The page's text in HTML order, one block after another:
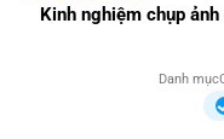
Kinh nghiệm chụp
Danh